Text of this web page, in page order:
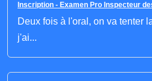
Inscription - Examen Pro Inspecteur
Deux fois à l'oral, on va tenter
j'ai...